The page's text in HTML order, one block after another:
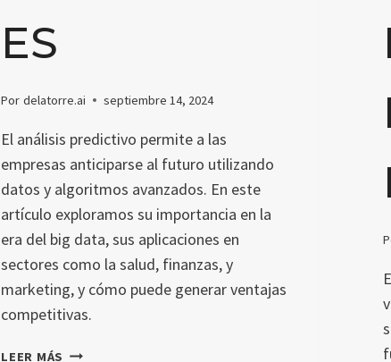
ES
Por delatorre.ai septiembre 14, 2024
El análisis predictivo permite a las
empresas anticiparse al futuro utilizando
datos y algoritmos avanzados. En este
artículo exploramos su importancia en la
era del big data, sus aplicaciones en
sectores como la salud, finanzas, y
marketing, y cómo puede generar ventajas
competitivas.
LEER MÁS ANÁLISIS